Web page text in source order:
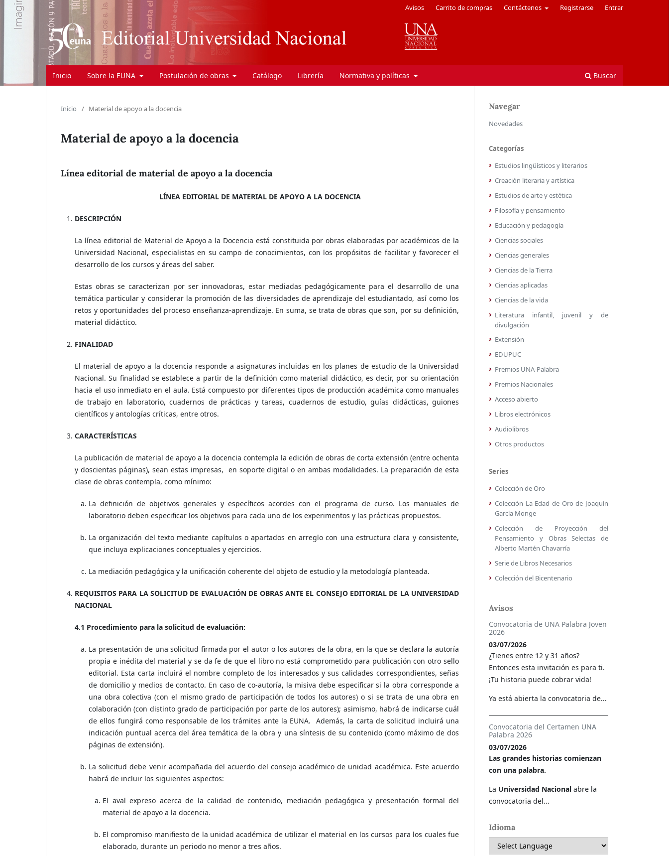
Inicio Sobre la EUNA Postulación de obras Catálogo Librería Normativa y políticas Buscar
Avisos Carrito de compras Contáctenos Registrarse Entrar
Inicio / Material de apoyo a la docencia
Material de apoyo a la docencia
Línea editorial de material de apoyo a la docencia
LÍNEA EDITORIAL DE MATERIAL DE APOYO A LA DOCENCIA
DESCRIPCIÓN
La línea editorial de Material de Apoyo a la Docencia está constituida por obras elaboradas por académicos de la
Universidad Nacional, especialistas en su campo de conocimientos, con los propósitos de facilitar y favorecer el
desarrollo de los cursos y áreas del saber.
Estas obras se caracterizan por ser innovadoras, estar mediadas pedagógicamente para el desarrollo de una
temática particular y considerar la promoción de las diversidades de aprendizaje del estudiantado, así como los
retos y oportunidades del proceso enseñanza-aprendizaje. En suma, se trata de obras que son, por su definición,
material didáctico.
FINALIDAD
El material de apoyo a la docencia responde a asignaturas incluidas en los planes de estudio de la Universidad
Nacional. Su finalidad se establece a partir de la definición como material didáctico, es decir, por su orientación
hacia el uso inmediato en el aula. Está compuesto por diferentes tipos de producción académica como manuales
de trabajo en laboratorio, cuadernos de prácticas y tareas, cuadernos de estudio, guías didácticas, guiones
científicos y antologías críticas, entre otros.
CARACTERÍSTICAS
La publicación de material de apoyo a la docencia contempla la edición de obras de corta extensión (entre ochenta
y doscientas páginas), sean estas impresas, en soporte digital o en ambas modalidades. La preparación de esta
clase de obras contempla, como mínimo:
La definición de objetivos generales y específicos acordes con el programa de curso. Los manuales de
laboratorio deben especificar los objetivos para cada uno de los experimentos y las prácticas propuestos.
La organización del texto mediante capítulos o apartados en arreglo con una estructura clara y consistente,
que incluya explicaciones conceptuales y ejercicios.
La mediación pedagógica y la unificación coherente del objeto de estudio y la metodología planteada.
REQUISITOS PARA LA SOLICITUD DE EVALUACIÓN DE OBRAS ANTE EL CONSEJO EDITORIAL DE LA UNIVERSIDAD
NACIONAL
4.1 Procedimiento para la solicitud de evaluación:
La presentación de una solicitud firmada por el autor o los autores de la obra, en la que se declara la autoría
propia e inédita del material y se da fe de que el libro no está comprometido para publicación con otro sello
editorial. Esta carta incluirá el nombre completo de los interesados y sus calidades correspondientes, señas
de domicilio y medios de contacto. En caso de co-autoría, la misiva debe especificar si la obra corresponde a
una obra colectiva (con el mismo grado de participación de todos los autores) o si se trata de una obra en
colaboración (con distinto grado de participación por parte de los autores); asimismo, habrá de indicarse cuál
de ellos fungirá como responsable de los trámites ante la EUNA. Además, la carta de solicitud incluirá una
indicación puntual acerca del área temática de la obra y una síntesis de su contenido (como máximo de dos
páginas de extensión).
La solicitud debe venir acompañada del acuerdo del consejo académico de unidad académica. Este acuerdo
habrá de incluir los siguientes aspectos:
El aval expreso acerca de la calidad de contenido, mediación pedagógica y presentación formal del
material de apoyo a la docencia.
El compromiso manifiesto de la unidad académica de utilizar el material en los cursos para los cuales fue
elaborado, durante un periodo no menor a tres años.
Navegar
Novedades
Categorías
Estudios lingüísticos y literarios
Creación literaria y artística
Estudios de arte y estética
Filosofía y pensamiento
Educación y pedagogía
Ciencias sociales
Ciencias generales
Ciencias de la Tierra
Ciencias aplicadas
Ciencias de la vida
Literatura infantil, juvenil y de
divulgación
Extensión
EDUPUC
Premios UNA-Palabra
Premios Nacionales
Acceso abierto
Libros electrónicos
Audiolibros
Otros productos
Series
Colección de Oro
Colección La Edad de Oro de Joaquín
García Monge
Colección de Proyección del
Pensamiento y Obras Selectas de
Alberto Martén Chavarría
Serie de Libros Necesarios
Colección del Bicentenario
Avisos
Convocatoria de UNA Palabra Joven
2026
03/07/2026
¿Tienes entre 12 y 31 años?
Entonces esta invitación es para ti.
¡Tu historia puede cobrar vida!
Ya está abierta la convocatoria de...
Convocatoria del Certamen UNA
Palabra 2026
03/07/2026
Las grandes historias comienzan
con una palabra.
La Universidad Nacional abre la
convocatoria del...
Idioma